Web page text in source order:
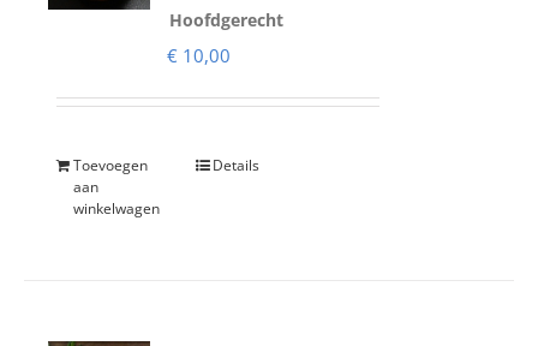
Hoofdgerecht
€ 10,00
Toevoegen
aan
winkelwagen
Details